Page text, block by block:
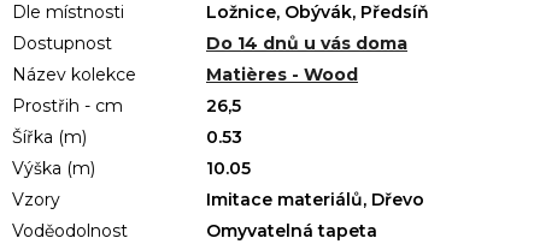
Dle místnosti
Ložnice, Obývák, Předsíň
Dostupnost
Do 14 dnů u vás doma
Název kolekce
Matières - Wood
Prostřih - cm
26,5
Šířka (m)
0.53
Výška (m)
10.05
Vzory
Imitace materiálů, Dřevo
Voděodolnost
Omyvatelná tapeta